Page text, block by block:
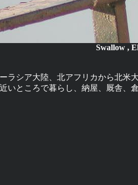
Swallow ,
ラシア大陸、北アフリカから北米
いところで暮らし、納屋、厩舎、